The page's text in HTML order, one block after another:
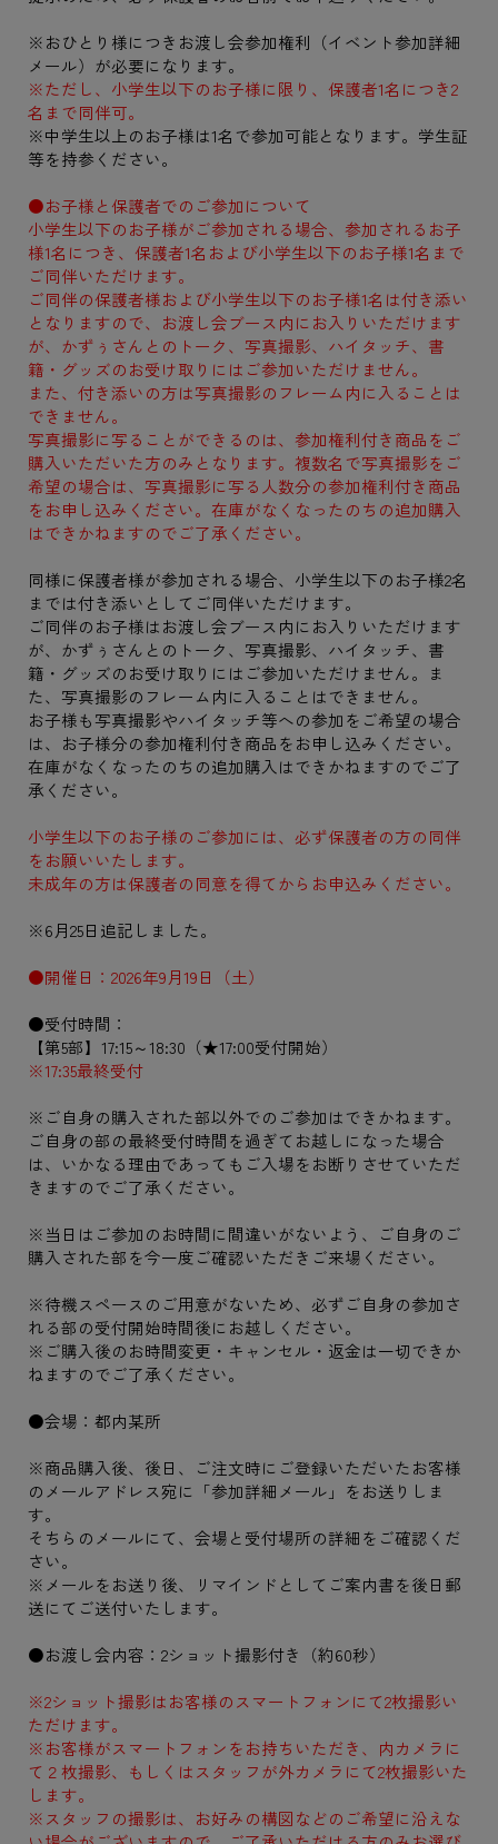
※おひとり様につきお渡し会参加権利（イベント参加詳細
メール）が必要になります。
※ただし、小学生以下のお子様に限り、保護者1名につき2
名まで同伴可。
※中学生以上のお子様は1名で参加可能となります。学生証
等を持参ください。
●お子様と保護者でのご参加について
小学生以下のお子様がご参加される場合、参加されるお子
様1名につき、保護者1名および小学生以下のお子様1名まで
ご同伴いただけます。
ご同伴の保護者様および小学生以下のお子様1名は付き添い
となりますので、お渡し会ブース内にお入りいただけます
が、かずぅさんとのトーク、写真撮影、ハイタッチ、書
籍・グッズのお受け取りにはご参加いただけません。
また、付き添いの方は写真撮影のフレーム内に入ることは
できません。
写真撮影に写ることができるのは、参加権利付き商品をご
購入いただいた方のみとなります。複数名で写真撮影をご
希望の場合は、写真撮影に写る人数分の参加権利付き商品
をお申し込みください。在庫がなくなったのちの追加購入
はできかねますのでご了承ください。
同様に保護者様が参加される場合、小学生以下のお子様2名
までは付き添いとしてご同伴いただけます。
ご同伴のお子様はお渡し会ブース内にお入りいただけます
が、かずぅさんとのトーク、写真撮影、ハイタッチ、書
籍・グッズのお受け取りにはご参加いただけません。ま
た、写真撮影のフレーム内に入ることはできません。
お子様も写真撮影やハイタッチ等への参加をご希望の場合
は、お子様分の参加権利付き商品をお申し込みください。
在庫がなくなったのちの追加購入はできかねますのでご了
承ください。
小学生以下のお子様のご参加には、必ず保護者の方の同伴
をお願いいたします。
未成年の方は保護者の同意を得てからお申込みください。
※6月25日追記しました。
●開催日：2026年9月19日（土）
●受付時間：
【第5部】17:15～18:30（★17:00受付開始）
※17:35最終受付
※ご自身の購入された部以外でのご参加はできかねます。
ご自身の部の最終受付時間を過ぎてお越しになった場合
は、いかなる理由であってもご入場をお断りさせていただ
きますのでご了承ください。
※当日はご参加のお時間に間違いがないよう、ご自身のご
購入された部を今一度ご確認いただきご来場ください。
※待機スペースのご用意がないため、必ずご自身の参加さ
れる部の受付開始時間後にお越しください。
※ご購入後のお時間変更・キャンセル・返金は一切できか
ねますのでご了承ください。
●会場：都内某所
※商品購入後、後日、ご注文時にご登録いただいたお客様
のメールアドレス宛に「参加詳細メール」をお送りしま
す。
そちらのメールにて、会場と受付場所の詳細をご確認くだ
さい。
※メールをお送り後、リマインドとしてご案内書を後日郵
送にてご送付いたします。
●お渡し会内容：2ショット撮影付き（約60秒）
※2ショット撮影はお客様のスマートフォンにて2枚撮影い
ただけます。
※お客様がスマートフォンをお持ちいただき、内カメラに
て２枚撮影、もしくはスタッフが外カメラにて2枚撮影いた
します。
※スタッフの撮影は、お好みの構図などのご希望に沿えな